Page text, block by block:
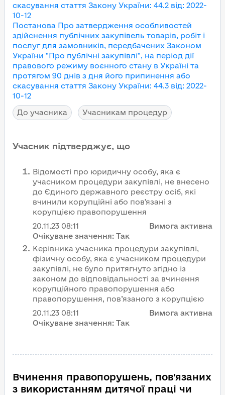
скасування стаття Закону України: 44.2 від: 2022-
10-12
Постанова Про затвердження особливостей
здійснення публічних закупівель товарів, робіт і
послуг для замовників, передбачених Законом
України "Про публічні закупівлі", на період дії
правового режиму воєнного стану в Україні та
протягом 90 днів з дня його припинення або
скасування стаття Закону України: 44.3 від: 2022-
10-12
До учасника
Учасникам процедур
Учасник підтверджує, що
Відомості про юридичну особу, яка є
учасником процедури закупівлі, не внесено
до Єдиного державного реєстру осіб, які
вчинили корупційні або пов'язані з
корупцією правопорушення
20.11.23 08:11
Вимога активна
Очікуване значення: Так
Керівника учасника процедури закупівлі,
фізичну особу, яка є учасником процедури
закупівлі, не було притягнуто згідно із
законом до відповідальності за вчинення
корупційного правопорушення або
правопорушення, пов’язаного з корупцією
20.11.23 08:11
Вимога активна
Очікуване значення: Так
Вчинення правопорушень, пов'язаних
з використанням дитячої праці чи